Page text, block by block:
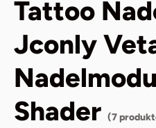
Tattoo
Jconly
Shader (7